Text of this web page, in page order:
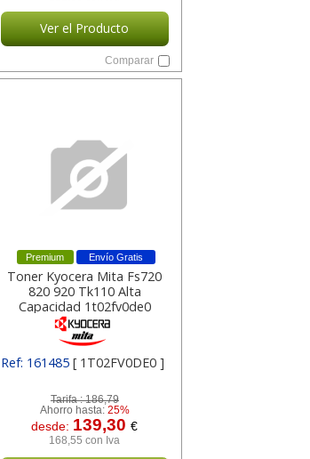
Ver el Producto
Comparar
Envío Gratis
Premium
Toner Kyocera Mita Fs720
820 920 Tk110 Alta
Capacidad 1t02fv0de0
Ref: 161485 [ 1T02FV0DE0 ]
Tarifa :186,79
Ahorro hasta: 25%
desde: 139,30€
168,55 con Iva